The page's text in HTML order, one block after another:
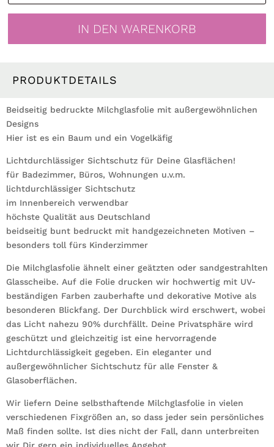
mit
Käfig,
Fensterdeko
Milchglasfolie
Menge
IN DEN WARENKORB
PRODUKTDETAILS
Beidseitig bedruckte Milchglasfolie mit außergewöhnlichen
Designs
Hier ist es ein Baum und ein Vogelkäfig
Lichtdurchlässiger Sichtschutz für Deine Glasflächen!
für Badezimmer, Büros, Wohnungen u.v.m.
lichtdurchlässiger Sichtschutz
im Innenbereich verwendbar
höchste Qualität aus Deutschland
beidseitig bunt bedruckt mit handgezeichneten Motiven –
besonders toll fürs Kinderzimmer
Die Milchglasfolie ähnelt einer geätzten oder sandgestrahlten
Glasscheibe. Auf die Folie drucken wir hochwertig mit UV-
beständigen Farben zauberhafte und dekorative Motive als
besonderen Blickfang. Der Durchblick wird erschwert, wobei
das Licht nahezu 90% durchfällt. Deine Privatsphäre wird
geschützt und gleichzeitig ist eine hervorragende
Lichtdurchlässigkeit gegeben. Ein eleganter und
außergewöhnlicher Sichtschutz für alle Fenster &
Glasoberflächen.
Wir liefern Deine selbsthaftende Milchglasfolie in vielen
verschiedenen Fixgrößen an, so dass jeder sein persönliches
Maß finden sollte. Ist dies nicht der Fall, dann unterbreiten